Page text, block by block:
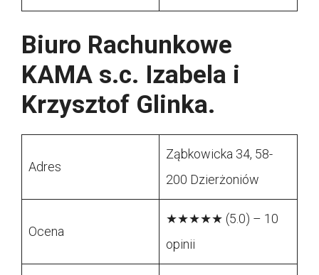
Biuro Rachunkowe
KAMA s.c. Izabela i
Krzysztof Glinka.
Adres
Ząbkowicka 34, 58-
200 Dzierżoniów
Ocena
★★★★★ (5.0) – 10
opinii